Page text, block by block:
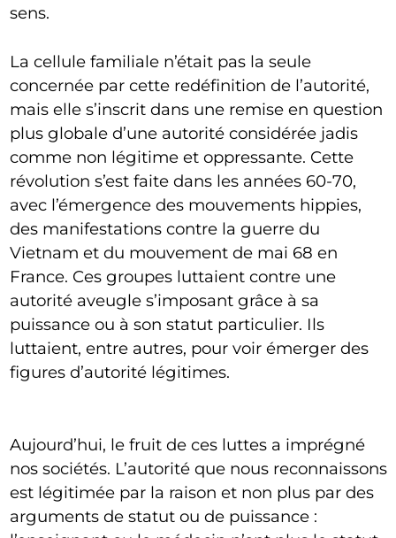
sens.
La cellule familiale n’était pas la seule
concernée par cette redéfinition de l’autorité,
mais elle s’inscrit dans une remise en question
plus globale d’une autorité considérée jadis
comme non légitime et oppressante. Cette
révolution s’est faite dans les années 60-70,
avec l’émergence des mouvements hippies,
des manifestations contre la guerre du
Vietnam et du mouvement de mai 68 en
France. Ces groupes luttaient contre une
autorité aveugle s’imposant grâce à sa
puissance ou à son statut particulier. Ils
luttaient, entre autres, pour voir émerger des
figures d’autorité légitimes.
Aujourd’hui, le fruit de ces luttes a imprégné
nos sociétés. L’autorité que nous reconnaissons
est légitimée par la raison et non plus par des
arguments de statut ou de puissance :